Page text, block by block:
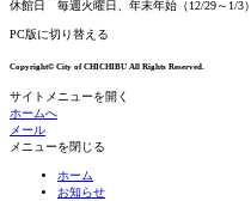
休館日 毎週火曜日、年末年始（12/29～1/3）
PC版に切り替える
Copyright© City of CHICHIBU All Rights Reserved.
サイトメニューを開く
ホームへ
メール
メニューを閉じる
ホーム
お知らせ